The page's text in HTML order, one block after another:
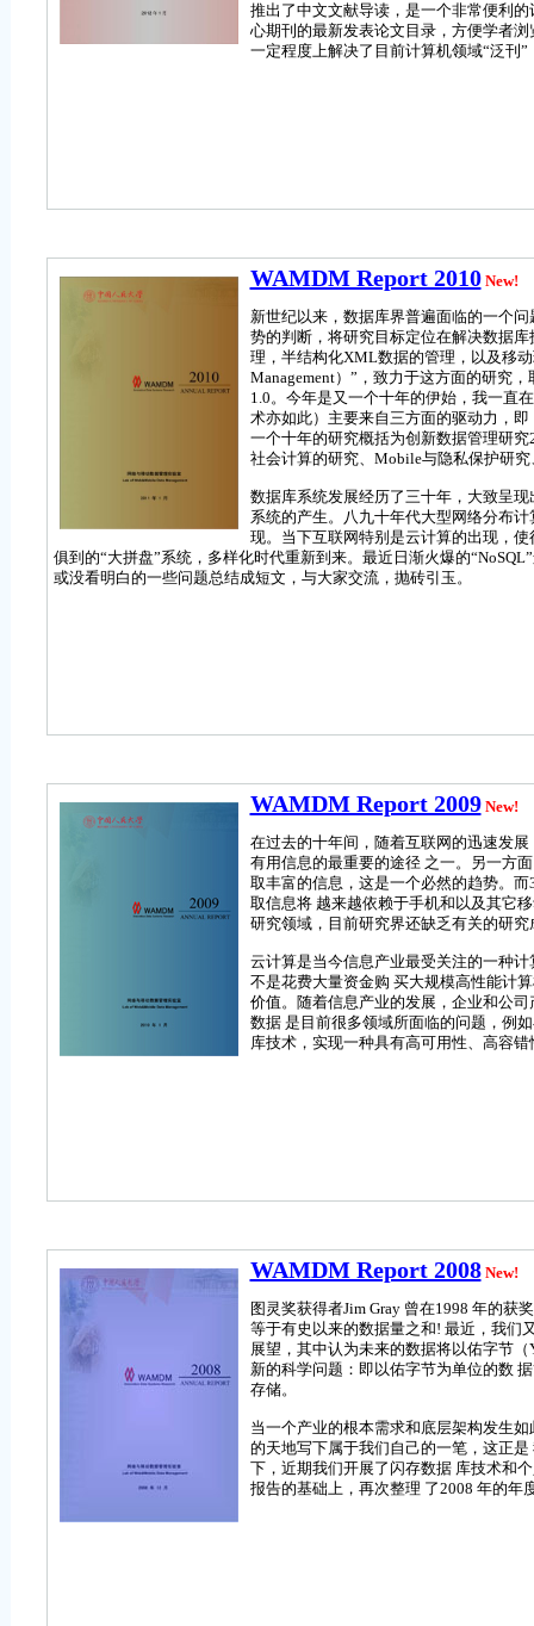
推出了中文文献导读，是一个非常便利
心期刊的最新发表论文目录，方便学者
一定程度上解决了目前计算机领域“泛刊
WAMDM Report 2010 New!
新世纪以来，数据库界普遍面临的一个
势的判断，将研究目标定位在解决数据
理，半结构化XML数据的管理，以及移
Management）”，致力于这方面的研究
1.0。今年是又一个十年的伊始，我一直
术亦如此）主要来自三方面的驱动力，
一个十年的研究概括为创新数据管理研
社会计算的研究、Mobile与隐私保护研
数据库系统发展经历了三十年，大致呈
系统的产生。八九十年代大型网络分布
现。当下互联网特别是云计算的出现，
俱到的“大拼盘”系统，多样化时代重新到来。最近日渐火爆的
或没看明白的一些问题总结成短文，与大家交流，抛砖引玉。
WAMDM Report 2009 New!
在过去的十年间，随着互联网的迅速发
有用信息的最重要的途径 之一。另一方
取丰富的信息，这是一个必然的趋势。
取信息将 越来越依赖于手机和以及其它
研究领域，目前研究界还缺乏有关的研
云计算是当今信息产业最受关注的一种
不是花费大量资金购 买大规模高性能计
价值。随着信息产业的发展，企业和公
数据 是目前很多领域所面临的问题，例
库技术，实现一种具有高可用性、高容
WAMDM Report 2008 New!
图灵奖获得者Jim Gray 曾在1998 年的获
等于有史以来的数据量之和! 最近，我们
展望，其中认为未来的数据将以佑字节
新的科学问题：即以佑字节为单位的数
存储。
当一个产业的根本需求和底层架构发生
的天地写下属于我们自己的一笔，这正
下，近期我们开展了闪存数据 库技术和
报告的基础上，再次整理 了2008 年的年